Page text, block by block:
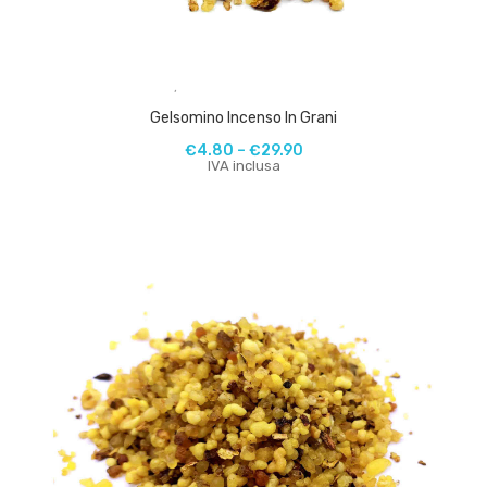
,
Gelsomino Incenso In Grani
€4.80 – €29.90
IVA inclusa